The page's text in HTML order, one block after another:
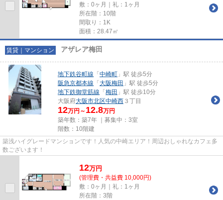
敷：0ヶ月｜礼：1ヶ月
所在階：10階
間取り：1K
面積：28.47㎡
賃貸｜マンション アザレア梅田
地下鉄谷町線 「 中崎町 」駅 徒歩5分
阪急京都本線 「 大阪梅田 」駅 徒歩5分
地下鉄御堂筋線 「 梅田 」駅 徒歩10分
大阪府大阪市北区中崎西 ３丁目
12万円～ 12.8万円
築年数：築7年 ｜募集中： 3室
階数：10階建
築浅ハイグレードマンションです！人気の中崎エリア！周辺おしゃれなカフェ多
数ございます！
12万円
(管理費・共益費 10,000円)
敷：0ヶ月｜礼：1ヶ月
所在階：3階